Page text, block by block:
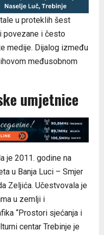
u proteklih šest
povezane i često
medije. Dijalog između
međusobnom
umjetnice
je 2011. godine na
u Banja Luci – Smjer
Zeljića. Učestvovala je
u zemlji i
“Prostori sjećanja i
centar Trebinje je